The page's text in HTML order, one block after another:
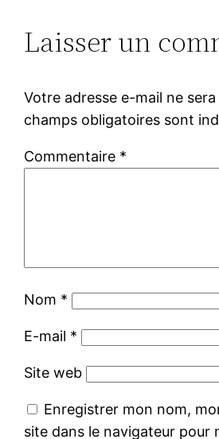
Laisser un
Votre adresse e-mail ne
champs obligatoires sont
Commentaire *
Nom *
E-mail *
Site web
Enregistrer mon nom,
site dans le navigateur pour